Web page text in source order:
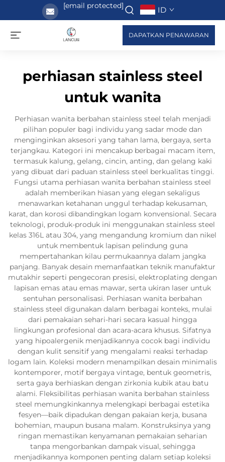
[email protected] ID
DAPATKAN PENAWARAN
perhiasan stainless steel
untuk wanita
Perhiasan wanita berbahan stainless steel telah menjadi
pilihan populer bagi individu yang sadar mode dan
menginginkan aksesori yang tahan lama, bergaya, serta
terjangkau. Kategori ini mencakup berbagai macam item,
termasuk kalung, gelang, cincin, anting, dan gelang kaki
yang dibuat dari paduan stainless steel berkualitas tinggi.
Fungsi utama perhiasan wanita berbahan stainless steel
adalah memberikan hiasan yang elegan sekaligus
menawarkan ketahanan unggul terhadap kekusaman,
karat, dan korosi dibandingkan logam konvensional. Secara
teknologi, produk-produk ini menggunakan stainless steel
kelas 316L atau 304, yang mengandung kromium dan nikel
untuk membentuk lapisan pelindung guna
mempertahankan kilau permukaannya dalam jangka
panjang. Banyak desain memanfaatkan teknik manufaktur
mutakhir seperti pengecoran presisi, elektroplating dengan
lapisan emas atau emas mawar, serta ukiran laser untuk
sentuhan personalisasi. Perhiasan wanita berbahan
stainless steel digunakan dalam berbagai konteks, mulai
dari pemakaian sehari-hari secara kasual hingga
lingkungan profesional dan acara-acara khusus. Sifatnya
yang hipoalergenik menjadikannya cocok bagi individu
dengan kulit sensitif yang mengalami reaksi terhadap
logam lain. Koleksi modern menampilkan desain minimalis
kontemporer, motif bergaya vintage, bentuk geometris,
serta gaya berhiaskan dengan zirkonia kubik atau batu
alami. Fleksibilitas perhiasan wanita berbahan stainless
steel memungkinkannya melengkapi berbagai estetika
fesyen—baik dipadukan dengan pakaian kerja, busana
bohemian, maupun busana malam. Konstruksinya yang
ringan memastikan kenyamanan pemakaian seharian
tanpa mengorbankan dampak visual, sehingga
menjadikannya komponen penting dalam setiap koleksi